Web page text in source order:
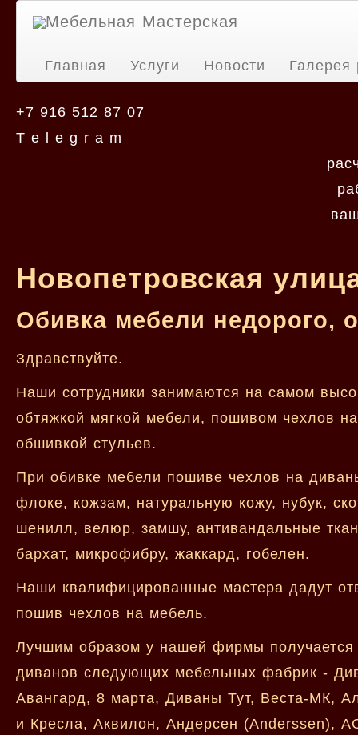
Мебельная Мастерская
Главная Услуги Новости Галерея
+7 916 512 87 07
T e l e g r a m
Новопетровская
Обивка мебели недорого,
Здравствуйте.
Наши сотрудники занимаются на самом
обтяжкой мягкой мебели, пошивом чехлов
обшивкой стульев.
При обивке мебели пошиве чехлов на
флоке, кожзам, натуральную кожу, нубук,
шенилл, велюр, замшу, антивандальные
бархат, микрофибру, жаккард, гобелен.
Наши квалифицированные мастера дадут
пошив чехлов на мебель.
Лучшим образом у нашей фирмы получается
диванов следующих мебельных фабрик -
Авангард, 8 марта, Диваны Тут, Веста-МК,
и Кресла, Аквилон, Андерсен (Anderssen),